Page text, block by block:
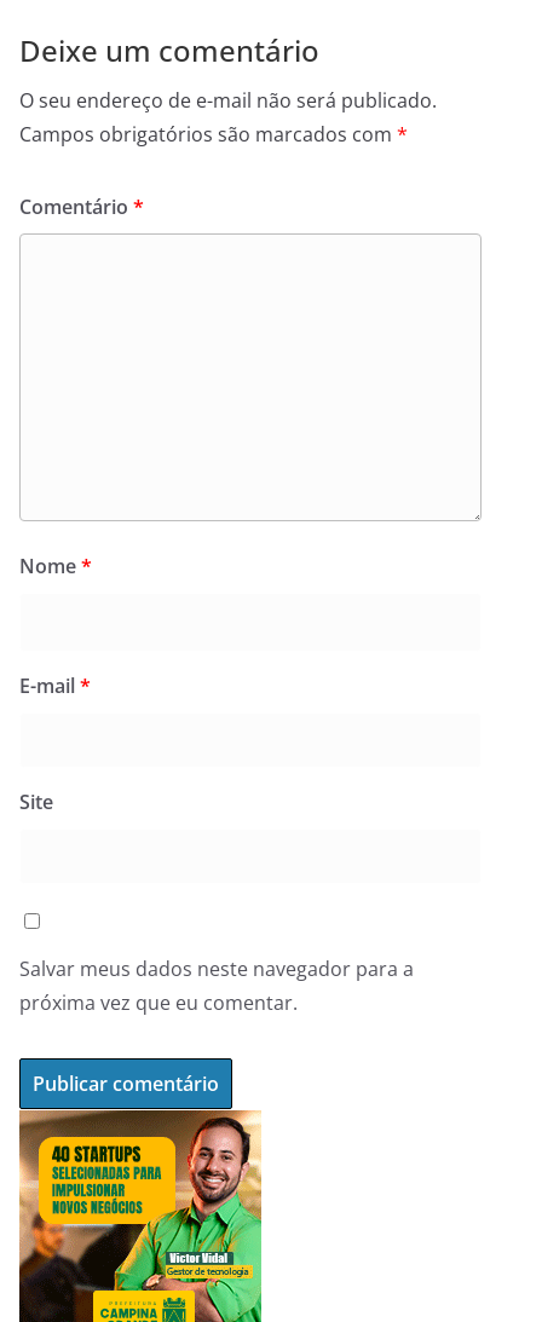
Deixe um comentário
O seu endereço de e-mail não será publicado.
Campos obrigatórios são marcados com *
Comentário *
Nome*
E-mail*
Site
Salvar meus dados neste navegador para a
próxima vez que eu comentar.